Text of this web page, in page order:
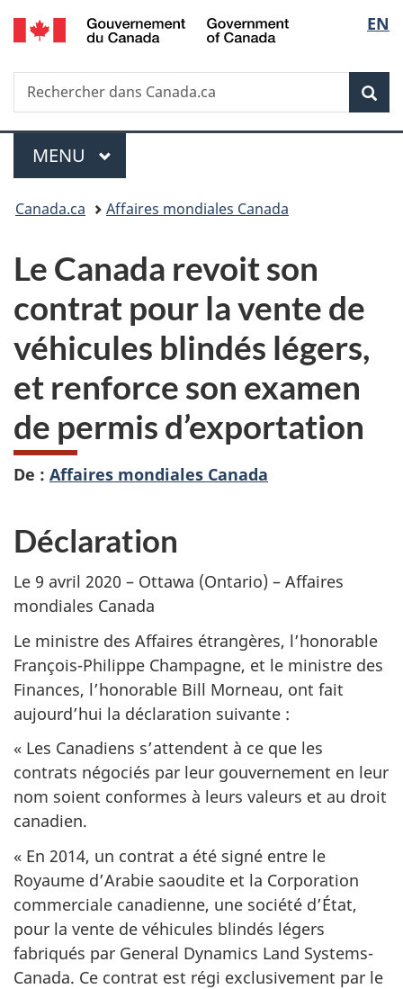
Passer
au
principal
Passer
à
Au
du
Passer
à
version
simplifiée
de
la
EN
Recherche
Rechercher
dans
Menu
MENU PRINCIPAL
Vous
ici :
Canada.ca Affaires mondiales Canada
Le Canada revoit son
contrat pour la vente de
véhicules blindés légers,
et renforce son examen
de permis d’exportation
De : Affaires mondiales Canada
Déclaration
Le 9 avril 2020 – Ottawa (Ontario) – Affaires
mondiales Canada
Le ministre des Affaires étrangères, l’honorable
François-Philippe Champagne, et le ministre des
Finances, l’honorable Bill Morneau, ont fait
aujourd’hui la déclaration suivante :
« Les Canadiens s’attendent à ce que les
contrats négociés par leur gouvernement en leur
nom soient conformes à leurs valeurs et au droit
canadien.
« En 2014, un contrat a été signé entre le
Royaume d’Arabie saoudite et la Corporation
commerciale canadienne, une société d’État,
pour la vente de véhicules blindés légers
fabriqués par General Dynamics Land Systems-
Canada. Ce contrat est régi exclusivement par le